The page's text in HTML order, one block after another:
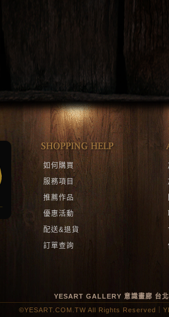
如何購買
服務項目
推薦作品
優惠活動
配送&退貨
訂單查詢
YESART GALLERY 意識畫廊 台
©YESART.COM.TW All Rights Reserved｜